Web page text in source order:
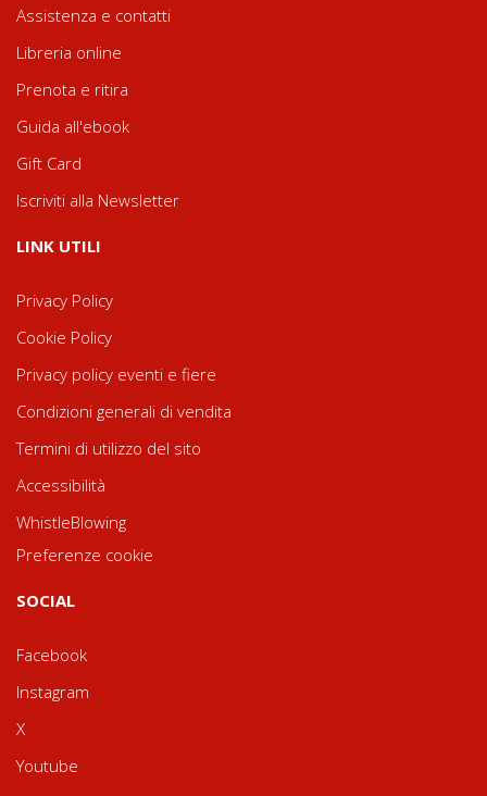
Assistenza e contatti
Libreria online
Prenota e ritira
Guida all'ebook
Gift Card
Iscriviti alla Newsletter
LINK UTILI
Privacy Policy
Cookie Policy
Privacy policy eventi e fiere
Condizioni generali di vendita
Termini di utilizzo del sito
Accessibilità
WhistleBlowing
Preferenze cookie
SOCIAL
Facebook
Instagram
X
Youtube